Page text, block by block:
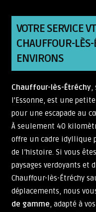
VOTRE SERVICE
CHAUFFOUR-
ENVIRONS
Chauffour-lès-Étréchy,
l'Essonne, est une
pour une escapade au
À seulement 40
offre un cadre idyllique
de l’histoire. Si vous
paysages verdoyants et
Chauffour-lès-Étréchy
déplacements, nous
de gamme, adapté à